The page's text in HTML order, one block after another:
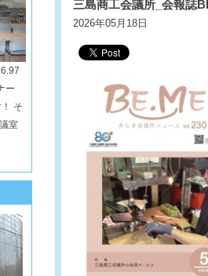
三島商工会議所_会報誌
2026年05月18日
ー
そ
室